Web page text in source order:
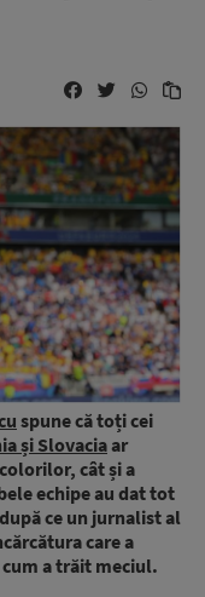
spune că toți cei
și Slovaciaar
cât și a
echipe au dat tot
ce un jurnalist al
care a
a trăit meciul.